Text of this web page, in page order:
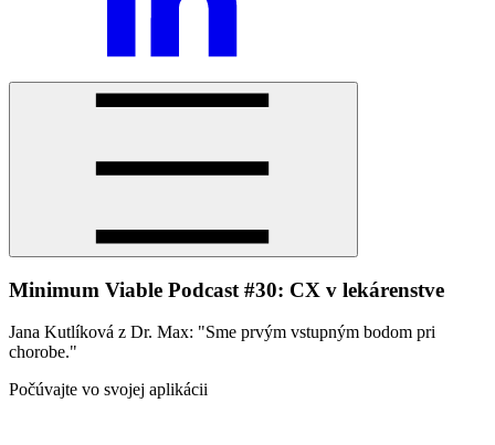
Minimum Viable Podcast #30: CX v lekárenstve
Jana Kutlíková z Dr. Max: "Sme prvým vstupným bodom pri
chorobe."
Počúvajte vo svojej aplikácii